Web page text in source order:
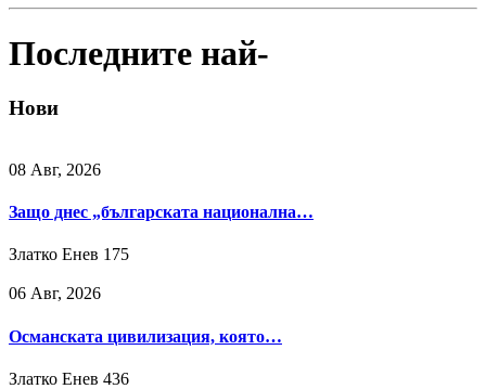
Последните най-
Нови
08 Авг, 2026
Защо днес „българската национална…
Златко Енев 175
06 Авг, 2026
Османската цивилизация, която…
Златко Енев 436